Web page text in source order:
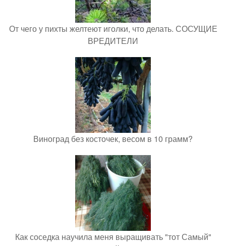
От чего у пихты желтеют иголки, что делать. СОСУЩИЕ
ВРЕДИТЕЛИ
Виноград без косточек, весом в 10 грамм?
Как соседка научила меня выращивать "тот Самый"